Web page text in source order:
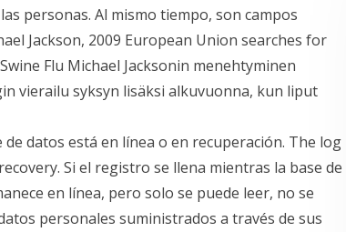
personas. Al mismo tiempo, son campos
Jackson, 2009 European Union searches for
Flu Michael Jacksonin menehtyminen
vierailu syksyn lisäksi alkuvuonna, kun liput
datos está en línea o en recuperación. The log
Si el registro se llena mientras la base de
en línea, pero solo se puede leer, no se
personales suministrados a través de sus